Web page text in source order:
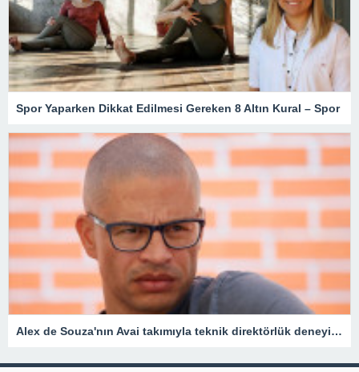
Spor Yaparken Dikkat Edilmesi Gereken 8 Altın Kural – Spor
Alex de Souza'nın Avai takımıyla teknik direktörlük deneyimi kısa sürdü